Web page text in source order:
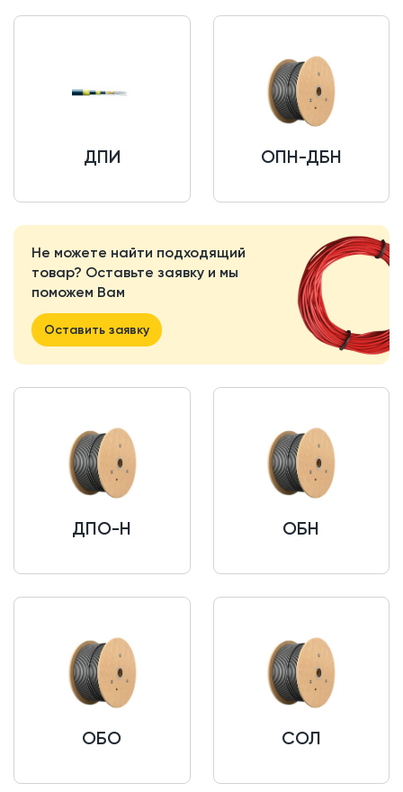
ДПИ ОПН-ДБН
Не можете найти подходящий
товар? Оставьте заявку и мы
поможем Вам
Оставить заявку
ДПО-Н ОБН
ОБО СОЛ